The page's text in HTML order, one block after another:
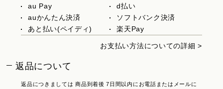
au Pay
d払い
auかんたん決済
ソフトバンク決済
あと払い(ペイディ)
楽天Pay
お支払い方法についての詳細 >
返品について
返品につきましては 商品到着後 7日間以内にお電話またはメールに